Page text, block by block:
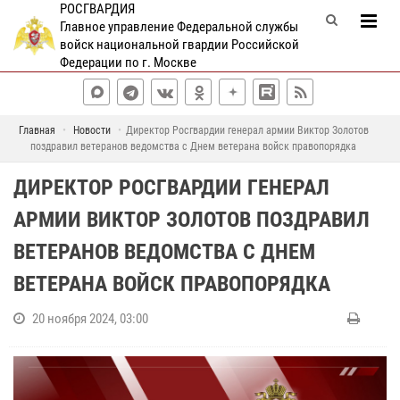
РОСГВАРДИЯ
Главное управление Федеральной службы
войск национальной гвардии Российской
Федерации по г. Москве
Главная Новости
Директор Росгвардии генерал армии Виктор Золотов
поздравил ветеранов ведомства с Днем ветерана войск правопорядка
ДИРЕКТОР РОСГВАРДИИ ГЕНЕРАЛ
АРМИИ ВИКТОР ЗОЛОТОВ ПОЗДРАВИЛ
ВЕТЕРАНОВ ВЕДОМСТВА С ДНЕМ
ВЕТЕРАНА ВОЙСК ПРАВОПОРЯДКА
20 ноября 2024, 03:00